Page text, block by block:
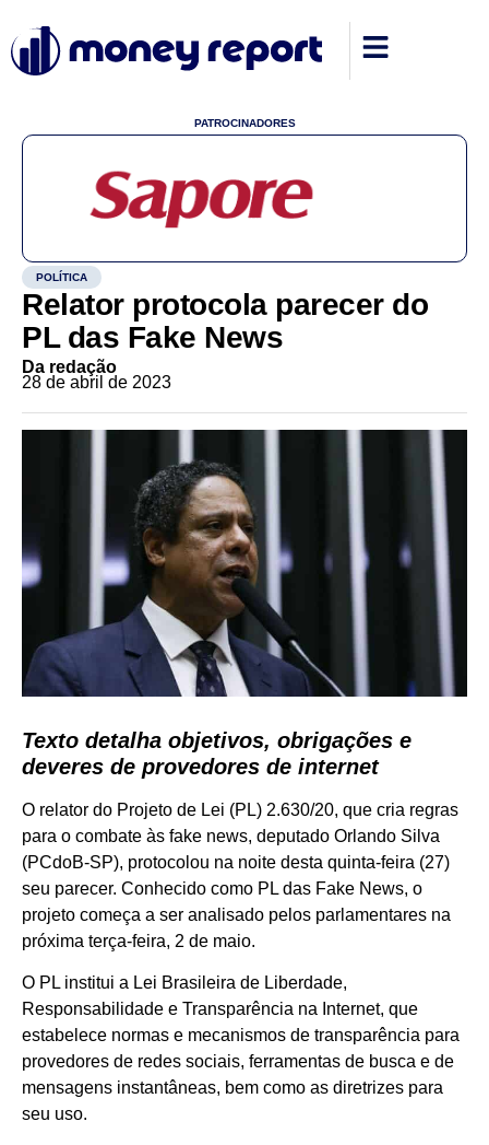
PATROCINADORES
POLÍTICA
Relator protocola parecer do
PL das Fake News
Da redação
28 de abril de 2023
Texto detalha objetivos, obrigações e
deveres de provedores de internet
O relator do Projeto de Lei (PL) 2.630/20, que cria regras
para o combate às fake news, deputado Orlando Silva
(PCdoB-SP), protocolou na noite desta quinta-feira (27)
seu parecer. Conhecido como PL das Fake News, o
projeto começa a ser analisado pelos parlamentares na
próxima terça-feira, 2 de maio.
O PL institui a Lei Brasileira de Liberdade,
Responsabilidade e Transparência na Internet, que
estabelece normas e mecanismos de transparência para
provedores de redes sociais, ferramentas de busca e de
mensagens instantâneas, bem como as diretrizes para
seu uso.